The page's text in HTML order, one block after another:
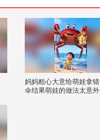
妈妈粗心大意给萌娃拿
伞结果萌娃的做法太意外